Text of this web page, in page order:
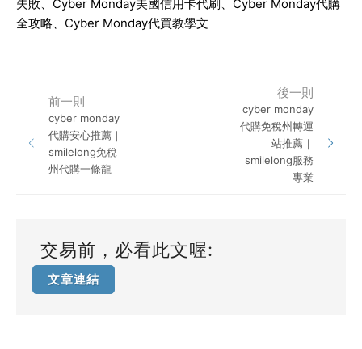
失敗、 Cyber Monday美國信用卡代刷、 Cyber Monday代購
全攻略、 Cyber Monday代買教學文
前一則
cyber monday
代購安心推薦｜
smilelong免稅
州代購一條龍
後一則
cyber monday
代購免稅州轉運
站推薦｜
smilelong服務
專業
交易前，必看此文喔:
文章連結